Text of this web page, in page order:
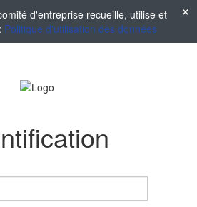
d'entreprise recueille, utilise et
Politique d'utilisation des données